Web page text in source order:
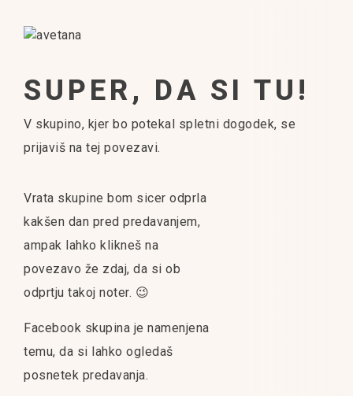
SUPER, DA SI TU!
V skupino, kjer bo potekal spletni dogodek, se
prijaviš na tej povezavi.
Vrata skupine bom sicer odprla
kakšen dan pred predavanjem,
ampak lahko klikneš na
povezavo že zdaj, da si ob
odprtju takoj noter. 😉
Facebook skupina je namenjena
temu, da si lahko ogledaš
posnetek predavanja.